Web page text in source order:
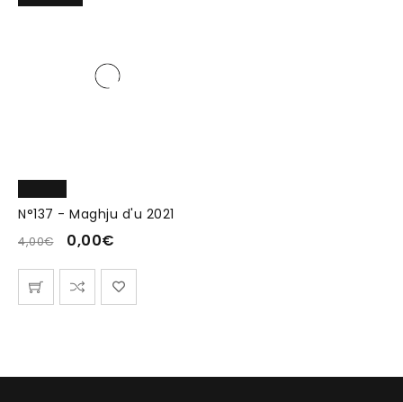
N°137 - Maghju d'u 2021
4,00€ 0,00€